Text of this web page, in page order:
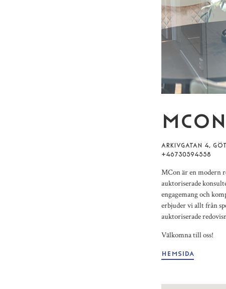
MCON
ARKIVGATAN 4,
+46730594558
MCon är en modern
auktoriserade
engagemang och
erbjuder vi allt från
auktoriserade
Välkomna till oss!
HEMSIDA